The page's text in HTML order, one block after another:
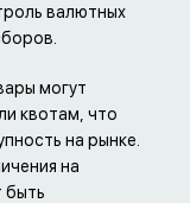
валютных
могут
квотам, что
на рынке.
на
быть